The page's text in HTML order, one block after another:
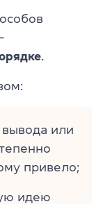
.
вывода или
привело;
идею